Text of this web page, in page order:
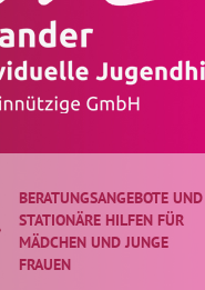
BERATUNGSANGEBOTE UND
STATIONÄRE HILFEN FÜR
MÄDCHEN UND JUNGE
FRAUEN